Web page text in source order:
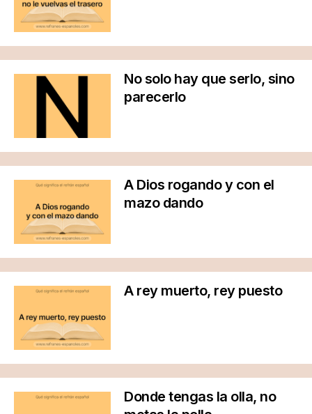
No solo hay que serlo, sino
parecerlo
A Dios rogando y con el
mazo dando
A rey muerto, rey puesto
Donde tengas la olla, no